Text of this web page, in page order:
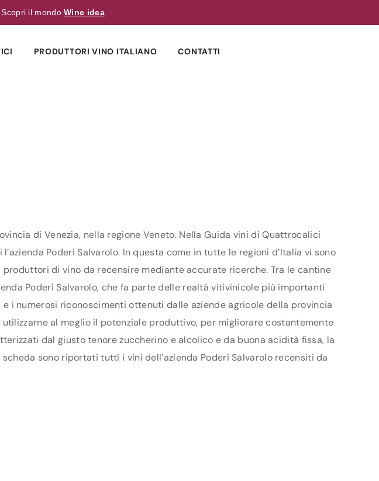
Scopri il mondoWine idea
PRODUTTORI VINO ITALIANO CONTATTI
di Venezia, nella regione Veneto. Nella Guida vini di Quattrocalici
Poderi Salvarolo. In questa come in tutte le regioni d’Italia vi sono
di vino da recensire mediante accurate ricerche. Tra le cantine
Poderi Salvarolo, che fa parte delle realtà vitivinicole più importanti
i numerosi riconoscimenti ottenuti dalle aziende agricole della provincia
al meglio il potenziale produttivo, per migliorare costantemente
dal giusto tenore zuccherino e alcolico e da buona acidità fissa, la
sono riportati tutti i vini dell’azienda Poderi Salvarolo recensiti da